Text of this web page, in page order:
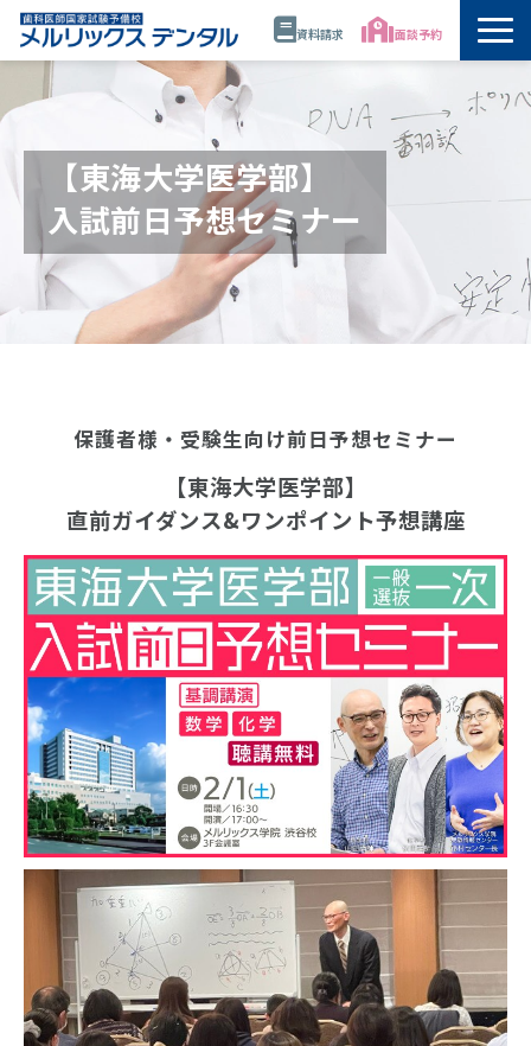
資料請求 面談予約
トップ
公開講座・模試・セミナー
年間スケジュール
代表・佐藤正憲
【東海大学医学部】
入試前日予想セミナー
保護者様・受験生向け前日予想セミナー
【東海大学医学部】
直前ガイダンス&ワンポイント予想講座